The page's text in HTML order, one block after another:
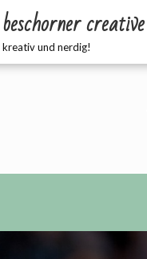
beschorner creative
kreativ und nerdig!